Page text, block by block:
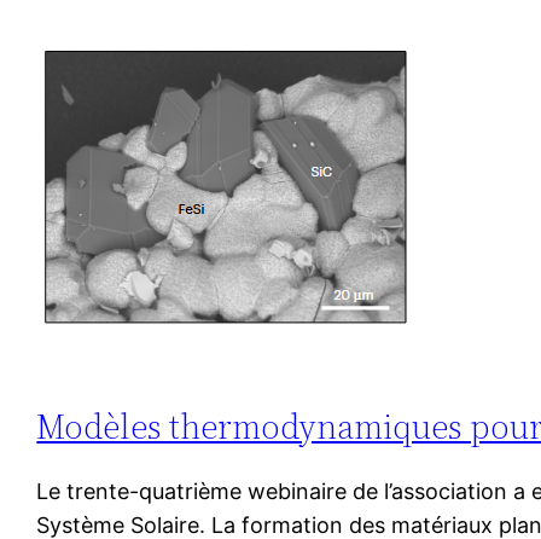
Modèles thermodynamiques
Le trente-quatrième webinaire de l’association
Système Solaire. La formation des matériaux